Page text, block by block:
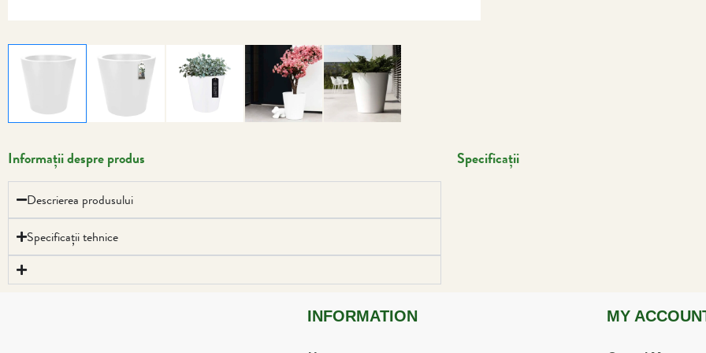
Informații despre produs
Descrierea produsului
Specificații tehnice
Specificații
INFORMATION MY